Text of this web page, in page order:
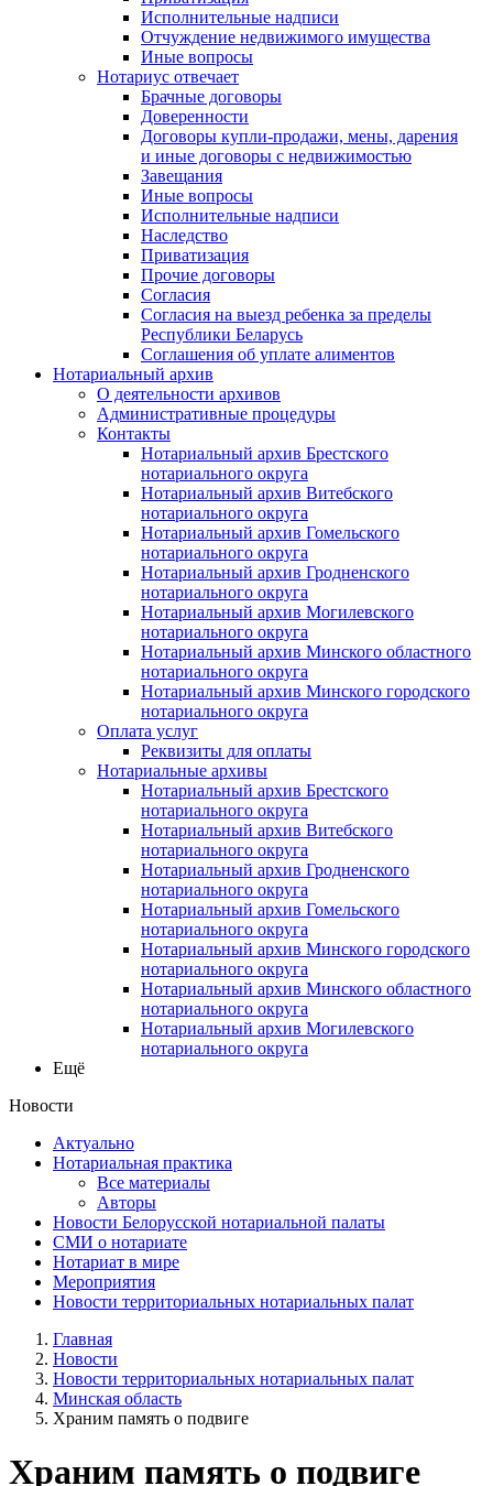
Исполнительные надписи
Отчуждение недвижимого имущества
Иные вопросы
Нотариус отвечает
Брачные договоры
Доверенности
Договоры купли-продажи, мены, дарения
и иные договоры с недвижимостью
Завещания
Иные вопросы
Исполнительные надписи
Наследство
Приватизация
Прочие договоры
Согласия
Согласия на выезд ребенка за пределы
Республики Беларусь
Соглашения об уплате алиментов
Нотариальный архив
О деятельности архивов
Административные процедуры
Контакты
Нотариальный архив Брестского
нотариального округа
Нотариальный архив Витебского
нотариального округа
Нотариальный архив Гомельского
нотариального округа
Нотариальный архив Гродненского
нотариального округа
Нотариальный архив Могилевского
нотариального округа
Нотариальный архив Минского областного
нотариального округа
Нотариальный архив Минского городского
нотариального округа
Оплата услуг
Реквизиты для оплаты
Нотариальные архивы
Нотариальный архив Брестского
нотариального округа
Нотариальный архив Витебского
нотариального округа
Нотариальный архив Гродненского
нотариального округа
Нотариальный архив Гомельского
нотариального округа
Нотариальный архив Минского городского
нотариального округа
Нотариальный архив Минского областного
нотариального округа
Нотариальный архив Могилевского
нотариального округа
Ещё
Новости
Актуально
Нотариальная практика
Все материалы
Авторы
Новости Белорусской нотариальной палаты
СМИ о нотариате
Нотариат в мире
Мероприятия
Новости территориальных нотариальных палат
Главная
Новости
Новости территориальных нотариальных палат
Минская область
Храним память о подвиге
Храним память о подвиге